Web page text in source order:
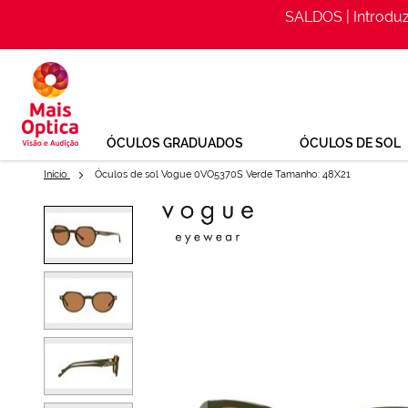
SALDOS |
ÓCULOS GRADUADOS ÓCULOS DE SOL
Início Óculos de sol Vogue 0VO5370S Verde Tamanho: 48X21
Óculos de sol Vogue
para
da
Galeria